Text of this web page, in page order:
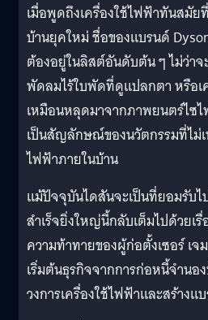
เมื่อพูดถึงเครื่องใช้ไฟฟ้าทันสมั
บ้านยุคใหม่ ชื่อของแบรนด์
ต้องอยู่ในลิสต์อันดับต้น ๆ ไม่ว่าจ
พัดลมไร้ใบพัดที่ดูแปลกตา หรือ
เหมือนหลุดมาจากภาพยนตร์ไซ
เป็นสัญลักษณ์ของนวัตกรรมที่ไม่เ
ไฟฟ้าภายในบ้าน
แม้ปัจจุบันไดสันจะเป็นที่ยอมรับไ
สำเร็จยิ่งใหญ่นี้กลับเต็มไปด้วยเ
ความท้าทายของผู้ก่อตั้งเซอร์ เ
เริ่มต้นธุรกิจจากการก่อหนี้จำนอ
วงการเครื่องใช้ไฟฟ้าและสร้าง